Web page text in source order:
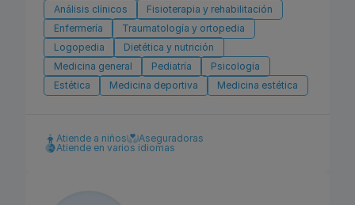
Análisis clínicos
Fisioterapia y rehabilitación
Enfermería
Traumatología y ortopedia
Logopedia
Dietética y nutrición
Medicina general
Pediatría
Psicología
Estética
Medicina deportiva Medicina estética
Atiende a niños
Aseguradoras
Atiende en varios idiomas